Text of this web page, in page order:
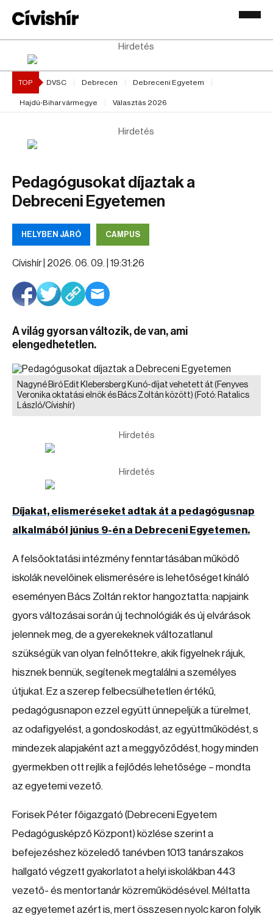
Hirdetés
TOP DVSC Debrecen Debreceni Egyetem
Hajdú-Bihar vármegye Választás 2026
Hirdetés
Pedagógusokat díjaztak a
Debreceni Egyetemen
HELYBEN JÁRÓ CAMPUS
Cívishír | 2026. 06. 09. | 19:31:26
A világ gyorsan változik, de van, ami
elengedhetetlen.
Nagyné Biró Edit Klebersberg Kunó-díjat vehetett át (Fenyves
Veronika oktatási elnök és Bács Zoltán között) (Fotó: Ratalics
László/Cívishír)
Hirdetés
Hirdetés
Díjakat, elismeréseket adtak át a pedagógusnap
alkalmából június 9-én a Debreceni Egyetemen.
A felsőoktatási intézmény fenntartásában működő
iskolák nevelőinek elismerésére is lehetőséget kínáló
eseményen Bács Zoltán rektor hangoztatta: napjaink
gyors változásai során új technológiák és új elvárások
jelennek meg, de a gyerekeknek változatlanul
szükségük van olyan felnőttekre, akik figyelnek rájuk,
hisznek bennük, segítenek megtalálni a személyes
útjukat. Ez a szerep felbecsülhetetlen értékű,
pedagógusnapon ezzel együtt ünnepeljük a türelmet,
az odafigyelést, a gondoskodást, az együttműködést, s
mindezek alapjaként azt a meggyőződést, hogy minden
gyermekben ott rejlik a fejlődés lehetősége – mondta
az egyetemi vezető.
Forisek Péter főigazgató (Debreceni Egyetem
Pedagógusképző Központ) közlése szerint a
befejezéshez közeledő tanévben 1013 tanárszakos
hallgató végzett gyakorlatot a helyi iskolákban 443
vezető- és mentortanár közreműködésével. Méltatta
az egyetemet azért is, mert összesen nyolc karon folyik